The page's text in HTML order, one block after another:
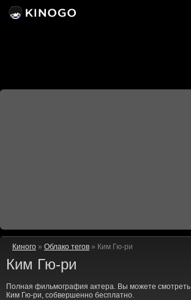
Киного » Облако тегов » Ким Гю-ри
Ким Гю-ри
Полная фильмография актера. Вы можете
Ким Гю-ри, собвершенно бесплатно.